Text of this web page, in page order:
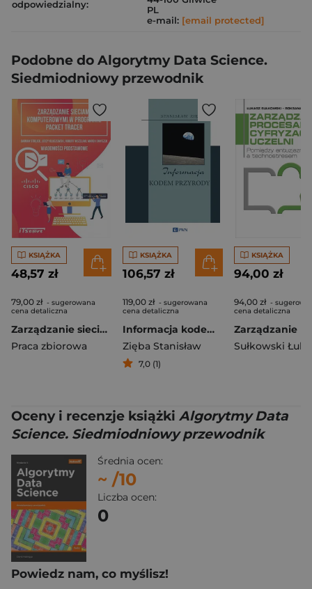
odpowiedzialny:
PL
e-mail: [email protected]
Podobne do Algorytmy Data Science.
Siedmiodniowy przewodnik
KSIĄŻKA
48,57 zł
79,00 zł - sugerowana
cena detaliczna
Zarządzanie sieciami komputerowymi w programie..
Praca zbiorowa
KSIĄŻKA
106,57 zł
119,00 zł - sugerowana
cena detaliczna
Informacja kodem przyrody
Zięba Stanisław
7,0 (1)
KSIĄŻKA
94,00 zł
94,00 zł -
cena detaliczna
Sułkowski
Oceny i recenzje książki Algorytmy Data
Science. Siedmiodniowy przewodnik
Średnia ocen:
~ /10
Liczba ocen:
0
Powiedz nam, co myślisz!